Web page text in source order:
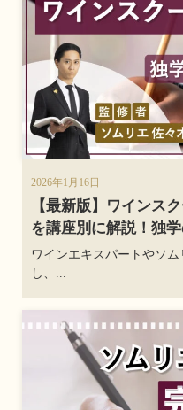
2026年1月16日
【最新版】ワインス
を講座別に解説！独
ワインエキスパートやソ
し、...